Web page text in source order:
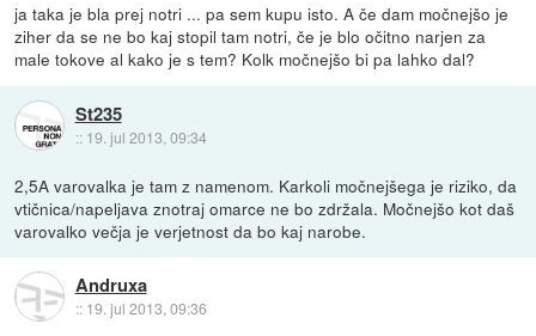
ja taka je bla prej notri ... pa sem kupu isto. A če dam močnejšo je
ziher da se ne bo kaj stopil tam notri, če je blo očitno narjen za
male tokove al kako je s tem? Kolk močnejšo bi pa lahko dal?
St235
:: 19. jul 2013, 09:34
2,5A varovalka je tam z namenom. Karkoli močnejšega je riziko, da
vtičnica/napeljava znotraj omarce ne bo zdržala. Močnejšo kot daš
varovalko večja je verjetnost da bo kaj narobe.
Andruxa
:: 19. jul 2013, 09:36